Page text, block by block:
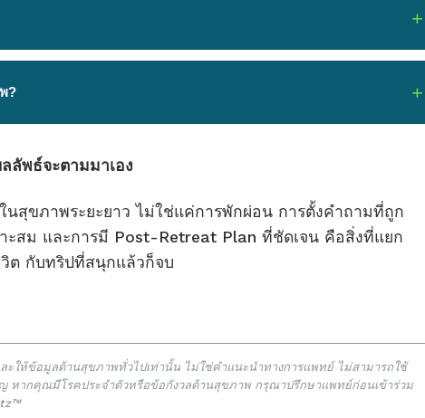
?
ลัพธ์จะตามมาเอง
สุขภาพระยะยาว ไม่ใช่แค่การพักผ่อน การตั้งคำถามที่ถูก
ะสม และการมี Post-Retreat Plan ที่ชัดเจน คือสิ่งที่แยก
ต กับทริปที่สนุกแล้วก็จบ
ะให้ข้อมูลด้านสุขภาพทั่วไปเท่านั้น ไม่ใช่คำแนะนำทางการแพทย์ ไม่สามารถใช้
หากคุณมีโรคประจำตัวหรือข้อกังวลด้านสุขภาพ กรุณาปรึกษาแพทย์ก่อนเข้าร่วม